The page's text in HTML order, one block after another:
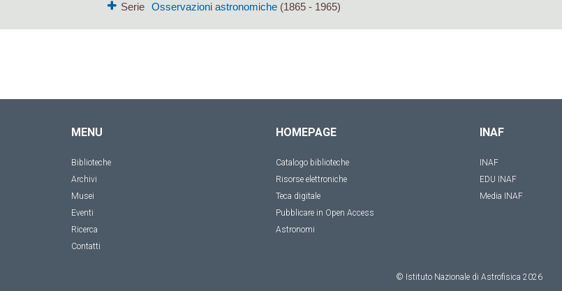
Serie Osservazioni astronomiche(1865 - 1965)
MENU
Biblioteche
Archivi
Musei
Eventi
Ricerca
Contatti
HOMEPAGE
Catalogo biblioteche
Risorse elettroniche
Teca digitale
Pubblicare in Open Access
Astronomi
INAF
INAF
EDU INAF
Media INAF
© Istituto Nazionale di Astrofisica 2026